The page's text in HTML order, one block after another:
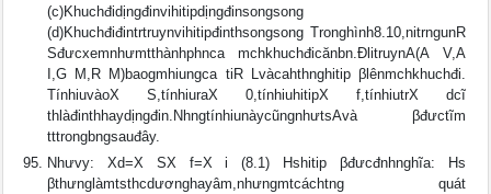
(c)Khuchđidịngđinvihitipdịngđinsongsong
(d)Khuchđiđintrtruynvihitipđinthsongsong Tronghình8.10,nitrngunR
Sđưcxemnhưmtthànhphnca mchkhuchđicănbn.ÐlitruynA(A V,A
I,G M,R M)baogmhiungca tiR Lvàcahthnghitip βlênmchkhuchđi.
TínhiuvàoX S,tínhiuraX 0,tínhiuhitipX f,tínhiutrX dcĩ
thlàđinthhaydịngđin.NhngtínhiunàycũngnhưtsAvà βđưctĩm
tttrongbngsauđây.
Nhưvy: Xd=X SX f=X i (8.1) Hshitip βđưcđnhnghĩa: Hs
βthưnglàmtsthcdươnghayâm,nhưngmtcáchtng quát